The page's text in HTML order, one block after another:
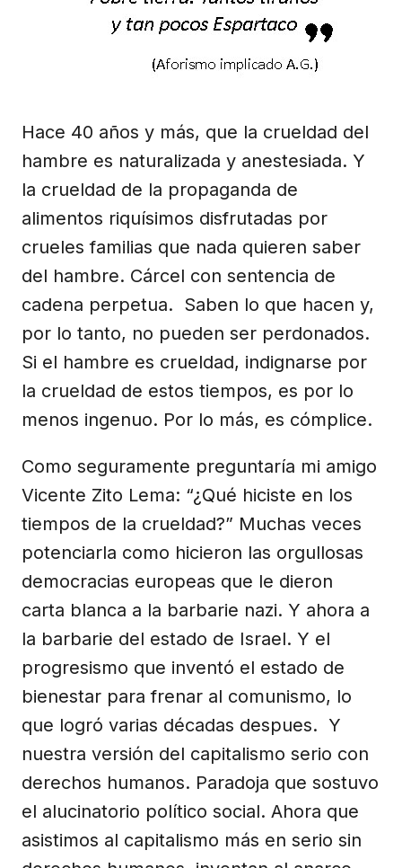
Hace 40 años y más, que la crueldad del
hambre es naturalizada y anestesiada. Y
la crueldad de la propaganda de
alimentos riquísimos disfrutadas por
crueles familias que nada quieren saber
del hambre. Cárcel con sentencia de
cadena perpetua. Saben lo que hacen y,
por lo tanto, no pueden ser perdonados.
Si el hambre es crueldad, indignarse por
la crueldad de estos tiempos, es por lo
menos ingenuo. Por lo más, es cómplice.
Como seguramente preguntaría mi amigo
Vicente Zito Lema: “¿Qué hiciste en los
tiempos de la crueldad?” Muchas veces
potenciarla como hicieron las orgullosas
democracias europeas que le dieron
carta blanca a la barbarie nazi. Y ahora a
la barbarie del estado de Israel. Y el
progresismo que inventó el estado de
bienestar para frenar al comunismo, lo
que logró varias décadas despues. Y
nuestra versión del capitalismo serio con
derechos humanos. Paradoja que sostuvo
el alucinatorio político social. Ahora que
asistimos al capitalismo más en serio sin